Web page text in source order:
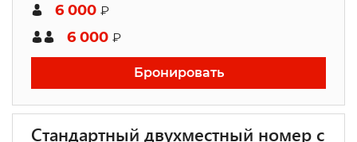
6 000 ₽
6 000 ₽
Бронировать
Стандартный двухместный номер с